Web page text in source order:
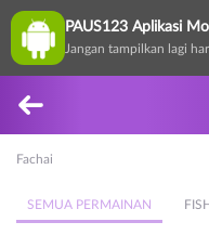
PAUS123 Aplikasi
Jangan tampilkan lagi
Fachai
SEMUA PERMAINAN